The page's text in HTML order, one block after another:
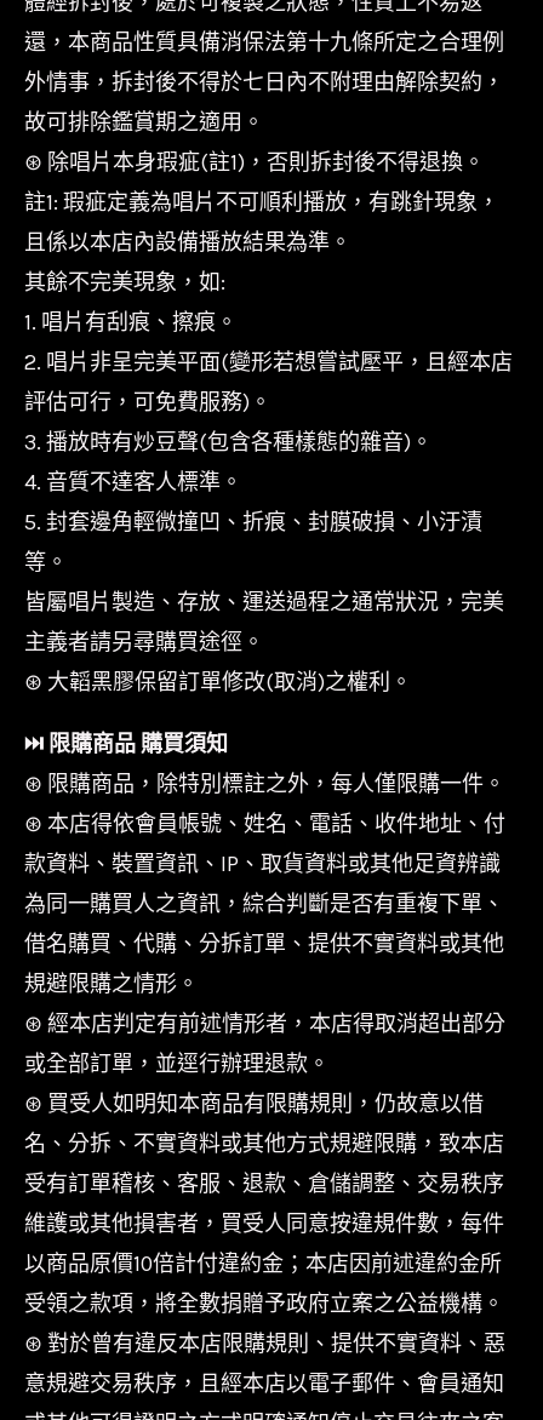
還，本商品性質具備消保法第十九條所定之合理例
外情事，拆封後不得於七日內不附理由解除契約，
故可排除鑑賞期之適用。
⊛ 除唱片本身瑕疵(註1)，否則拆封後不得退換。
註1: 瑕疵定義為唱片不可順利播放，有跳針現象，
且係以本店內設備播放結果為準。
其餘不完美現象，如:
1. 唱片有刮痕、擦痕。
2. 唱片非呈完美平面(變形若想嘗試壓平，且經本店
評估可行，可免費服務)。
3. 播放時有炒豆聲(包含各種樣態的雜音)。
4. 音質不達客人標準。
5. 封套邊角輕微撞凹、折痕、封膜破損、小汙漬
等。
皆屬唱片製造、存放、運送過程之通常狀況，完美
主義者請另尋購買途徑。
⊛ 大韜黑膠保留訂單修改(取消)之權利。
⏭︎ 限購商品 購買須知
⊛ 限購商品，除特別標註之外，每人僅限購一件。
⊛ 本店得依會員帳號、姓名、電話、收件地址、付
款資料、裝置資訊、IP、取貨資料或其他足資辨識
為同一購買人之資訊，綜合判斷是否有重複下單、
借名購買、代購、分拆訂單、提供不實資料或其他
規避限購之情形。
⊛ 經本店判定有前述情形者，本店得取消超出部分
或全部訂單，並逕行辦理退款。
⊛ 買受人如明知本商品有限購規則，仍故意以借
名、分拆、不實資料或其他方式規避限購，致本店
受有訂單稽核、客服、退款、倉儲調整、交易秩序
維護或其他損害者，買受人同意按違規件數，每件
以商品原價10倍計付違約金；本店因前述違約金所
受領之款項，將全數捐贈予政府立案之公益機構。
⊛ 對於曾有違反本店限購規則、提供不實資料、惡
意規避交易秩序，且經本店以電子郵件、會員通知